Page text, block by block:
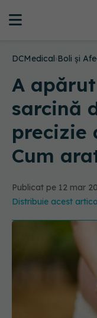
DCMedical›Boli și
A
sarcină
precizie
Cum
Publicat pe 12 mar
Distribuie acest